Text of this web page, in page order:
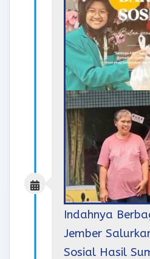
Indahnya
Jember
Sosial Hasil